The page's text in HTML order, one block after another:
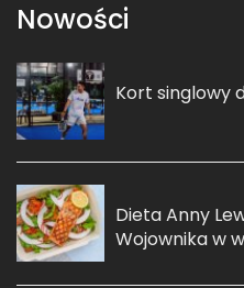
Nowości
Kort singlowy
Dieta Anny
Wojownika w